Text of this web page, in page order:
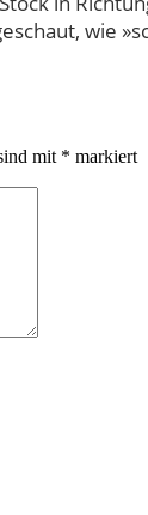
wie
mit * markiert